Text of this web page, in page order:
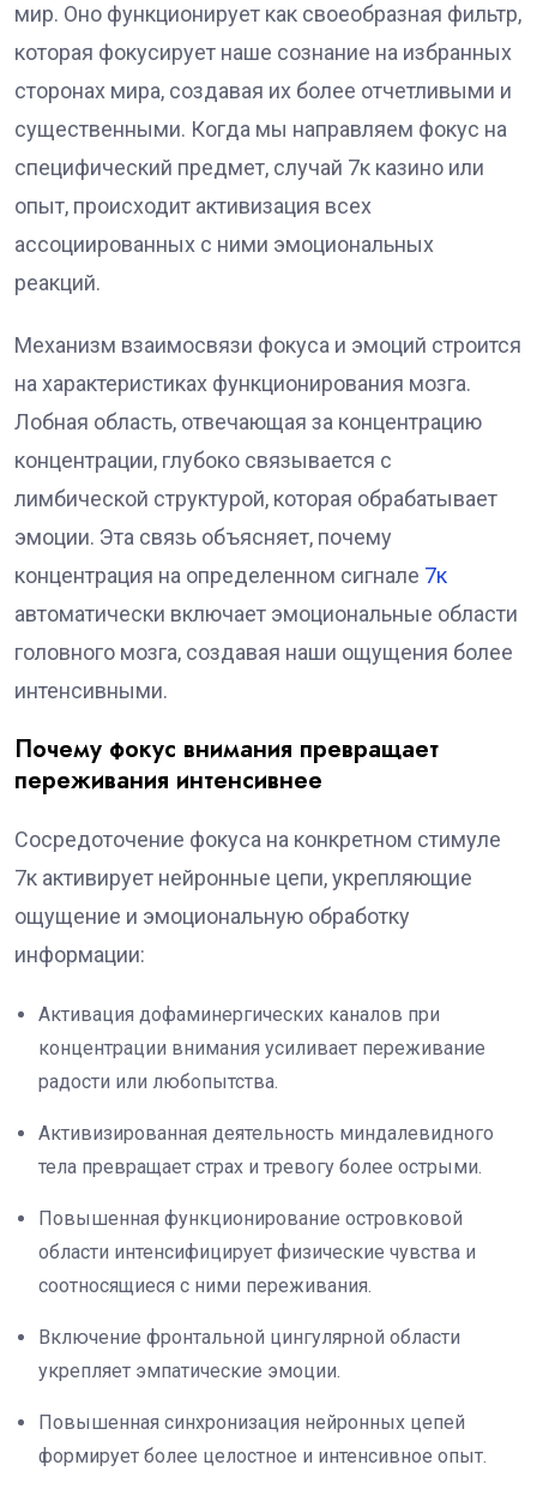
мир. Оно функционирует как своеобразная фильтр,
которая фокусирует наше сознание на избранных
сторонах мира, создавая их более отчетливыми и
существенными. Когда мы направляем фокус на
специфический предмет, случай 7к казино или
опыт, происходит активизация всех
ассоциированных с ними эмоциональных
реакций.
Механизм взаимосвязи фокуса и эмоций строится
на характеристиках функционирования мозга.
Лобная область, отвечающая за концентрацию
концентрации, глубоко связывается с
лимбической структурой, которая обрабатывает
эмоции. Эта связь объясняет, почему
концентрация на определенном сигнале 7к
автоматически включает эмоциональные области
головного мозга, создавая наши ощущения более
интенсивными.
Почему фокус внимания превращает
переживания интенсивнее
Сосредоточение фокуса на конкретном стимуле
7к активирует нейронные цепи, укрепляющие
ощущение и эмоциональную обработку
информации:
Активация дофаминергических каналов при
концентрации внимания усиливает переживание
радости или любопытства.
Активизированная деятельность миндалевидного
тела превращает страх и тревогу более острыми.
Повышенная функционирование островковой
области интенсифицирует физические чувства и
соотносящиеся с ними переживания.
Включение фронтальной цингулярной области
укрепляет эмпатические эмоции.
Повышенная синхронизация нейронных цепей
формирует более целостное и интенсивное опыт.